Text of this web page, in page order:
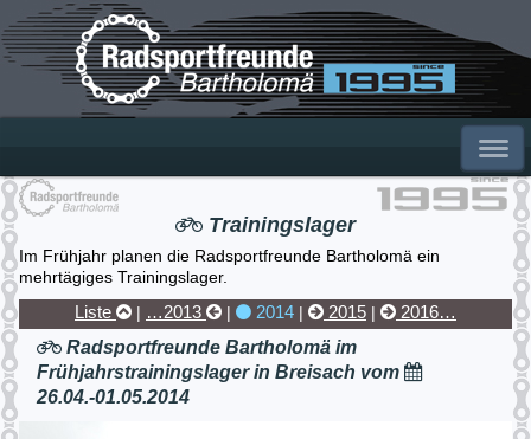
Trainingslager
Im Frühjahr planen die Radsportfreunde Bartholomä ein
mehrtägiges Trainingslager.
Liste | …2013 | 2014 | 2015 | 2016…
Radsportfreunde Bartholomä im
Frühjahrstrainingslager in Breisach vom
26.04.-01.05.2014